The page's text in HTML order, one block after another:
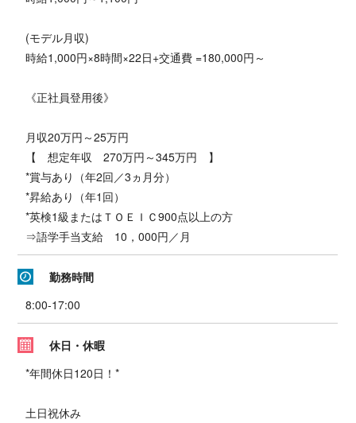
(モデル月収)
時給1,000円×8時間×22日+交通費 =180,000円～
《正社員登用後》
月収20万円～25万円
【 想定年収 270万円～345万円 】
*賞与あり（年2回／3ヵ月分）
*昇給あり（年1回）
*英検1級またはＴＯＥＩＣ900点以上の方
⇒語学手当支給 10，000円／月
勤務時間
8:00‐17:00
休日・休暇
*年間休日120日！*
土日祝休み